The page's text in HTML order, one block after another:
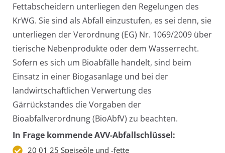
Fettabscheidern unterliegen den Regelungen des
KrWG. Sie sind als Abfall einzustufen, es sei denn, sie
unterliegen der Verordnung (EG) Nr. 1069/2009 über
tierische Nebenprodukte oder dem Wasserrecht.
Sofern es sich um Bioabfälle handelt, sind beim
Einsatz in einer Biogasanlage und bei der
landwirtschaftlichen Verwertung des
Gärrückstandes die Vorgaben der
Bioabfallverordnung (BioAbfV) zu beachten.
In Frage kommende AVV-Abfallschlüssel:
20 01 25 Speiseöle und -fette